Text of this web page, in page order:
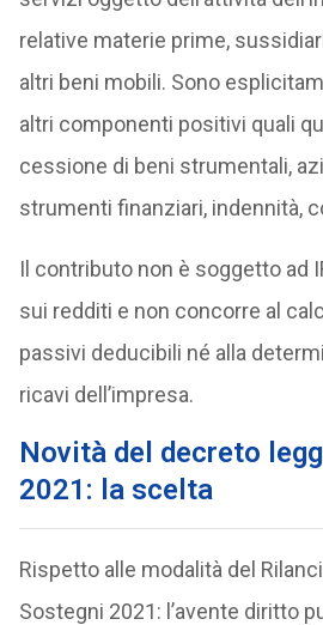
relative materie prime,
altri beni mobili. Sono
altri componenti positivi quali
cessione di beni strumentali,
strumenti finanziari, indennità,
Il contributo non è soggetto ad
sui redditi e non concorre al
passivi deducibili né alla
ricavi dell’impresa.
Novità del decreto
2021: la scelta
Rispetto alle modalità del
Sostegni 2021: l’avente diritto